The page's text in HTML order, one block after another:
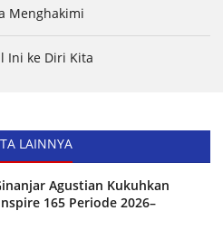
Menghakimi
Ini ke Diri Kita
LAINNYA
Agustian Kukuhkan
165 Periode 2026–